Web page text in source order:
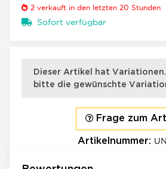
2 verkauft in den letzten 20 Stunden
Sofort verfügbar
xDieser Artikel hat
bitte die gewünschte
Frage zum
Artikelnummer: